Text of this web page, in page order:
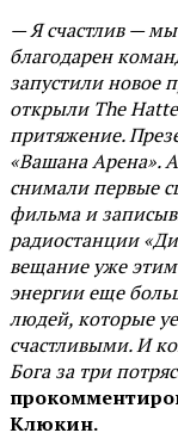
— Я счастлив —
благодарен
запустили новое
открыли The
притяжение.
«Вашана Арена».
снимали первые
фильма и
радиостанции
вещание уже
энергии еще
людей, которые
счастливыми. И
Бога за три
Клюкин.